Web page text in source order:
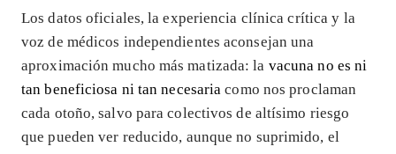
Los datos oficiales, la experiencia clínica crítica y la
voz de médicos independientes aconsejan una
aproximación mucho más matizada: la vacuna no es ni
tan beneficiosa ni tan necesaria como nos proclaman
cada otoño, salvo para colectivos de altísimo riesgo
que pueden ver reducido, aunque no suprimido, el